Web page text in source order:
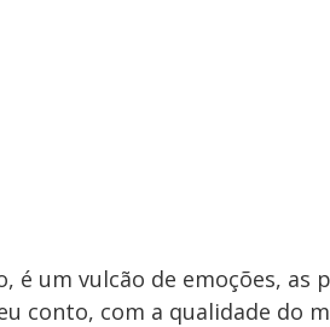
é um vulcão de emoções, as
conto, com a qualidade do